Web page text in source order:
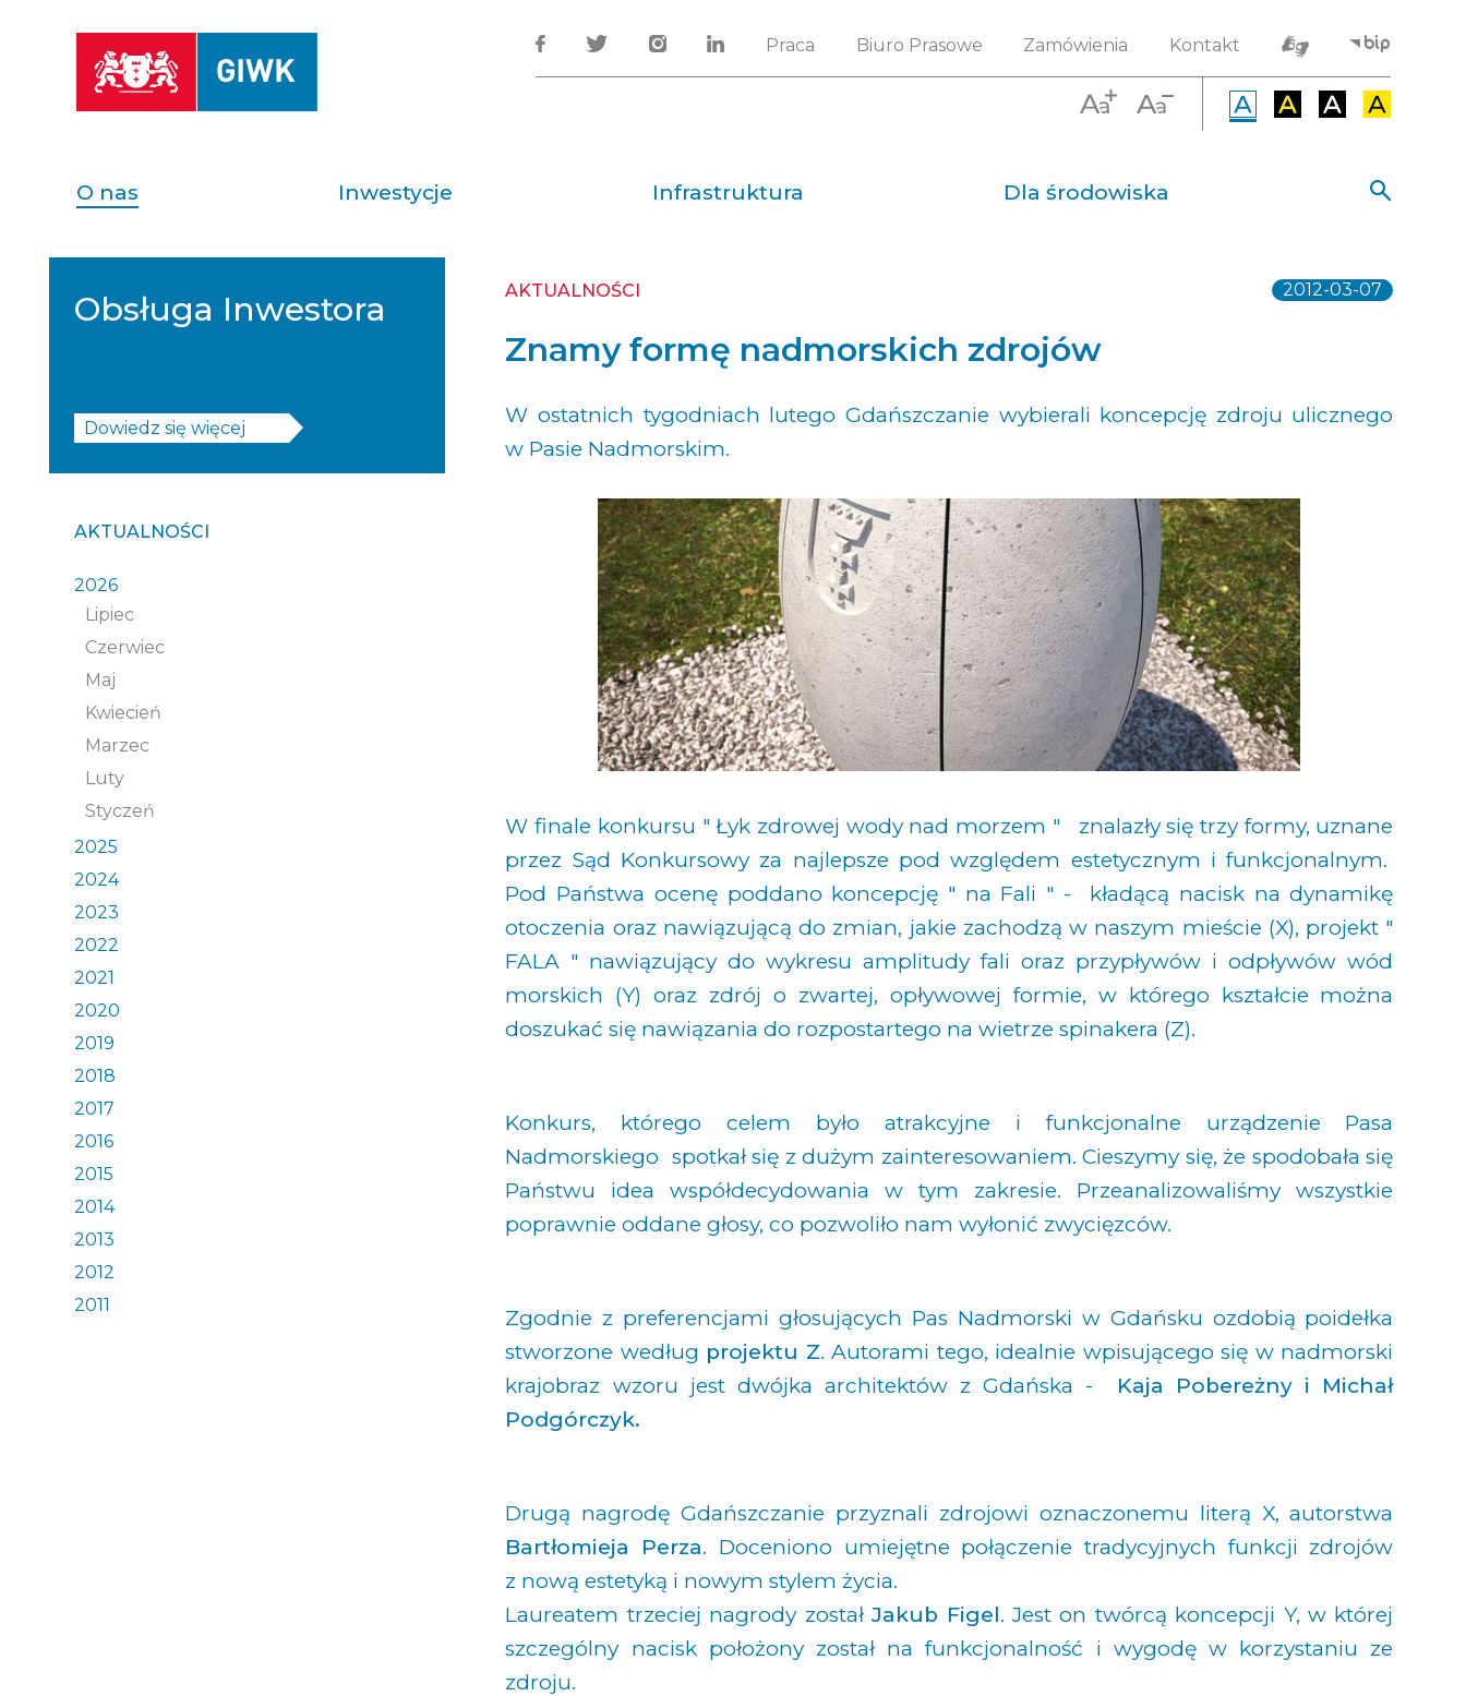
Praca Biuro Prasowe Zamówienia Kontakt
O nas Inwestycje Infrastruktura Dla środowiska
Obsługa Inwestora
Dowiedz się więcej
AKTUALNOŚCI
2026
Lipiec
Czerwiec
Maj
Kwiecień
Marzec
Luty
Styczeń
2025
2024
2023
2022
2021
2020
2019
2018
2017
2016
2015
2014
2013
2012
2011
2012-03-07
AKTUALNOŚCI
Znamy formę nadmorskich zdrojów
W ostatnich tygodniach lutego Gdańszczanie wybierali koncepcję zdroju ulicznego
w Pasie Nadmorskim.
W finale konkursu " Łyk zdrowej wody nad morzem " znalazły się trzy formy, uznane
przez Sąd Konkursowy za najlepsze pod względem estetycznym i funkcjonalnym.
Pod Państwa ocenę poddano koncepcję " na Fali " - kładącą nacisk na dynamikę
otoczenia oraz nawiązującą do zmian, jakie zachodzą w naszym mieście (X), projekt "
FALA " nawiązujący do wykresu amplitudy fali oraz przypływów i odpływów wód
morskich (Y) oraz zdrój o zwartej, opływowej formie, w którego kształcie można
doszukać się nawiązania do rozpostartego na wietrze spinakera (Z).
Konkurs, którego celem było atrakcyjne i funkcjonalne urządzenie Pasa
Nadmorskiego spotkał się z dużym zainteresowaniem. Cieszymy się, że spodobała się
Państwu idea współdecydowania w tym zakresie. Przeanalizowaliśmy wszystkie
poprawnie oddane głosy, co pozwoliło nam wyłonić zwycięzców.
Zgodnie z preferencjami głosujących Pas Nadmorski w Gdańsku ozdobią poidełka
stworzone według projektu Z. Autorami tego, idealnie wpisującego się w nadmorski
krajobraz wzoru jest dwójka architektów z Gdańska - Kaja Pobereżny i Michał
Podgórczyk.
Drugą nagrodę Gdańszczanie przyznali zdrojowi oznaczonemu literą X, autorstwa
Bartłomieja Perza. Doceniono umiejętne połączenie tradycyjnych funkcji zdrojów
z nową estetyką i nowym stylem życia.
Laureatem trzeciej nagrody zostałJakub Figel. Jest on twórcą koncepcji Y, w której
szczególny nacisk położony został na funkcjonalność i wygodę w korzystaniu ze
zdroju.